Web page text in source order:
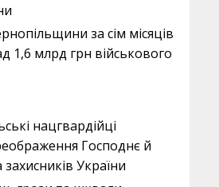
за сім місяців
1,6 млрд грн військового
нацгвардійці
Господнє й
України